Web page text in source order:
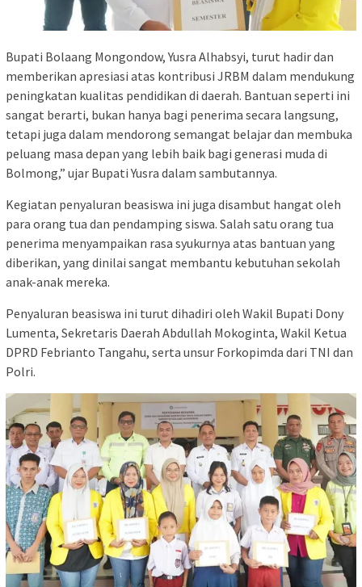
Bupati Bolaang Mongondow, Yusra Alhabsyi, turut hadir dan
memberikan apresiasi atas kontribusi JRBM dalam mendukung
peningkatan kualitas pendidikan di daerah. Bantuan seperti ini
sangat berarti, bukan hanya bagi penerima secara langsung,
tetapi juga dalam mendorong semangat belajar dan membuka
peluang masa depan yang lebih baik bagi generasi muda di
Bolmong,” ujar Bupati Yusra dalam sambutannya.
Kegiatan penyaluran beasiswa ini juga disambut hangat oleh
para orang tua dan pendamping siswa. Salah satu orang tua
penerima menyampaikan rasa syukurnya atas bantuan yang
diberikan, yang dinilai sangat membantu kebutuhan sekolah
anak-anak mereka.
Penyaluran beasiswa ini turut dihadiri oleh Wakil Bupati Dony
Lumenta, Sekretaris Daerah Abdullah Mokoginta, Wakil Ketua
DPRD Febrianto Tangahu, serta unsur Forkopimda dari TNI dan
Polri.